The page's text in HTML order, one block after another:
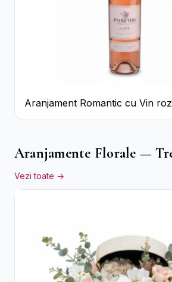
Aranjament Romantic cu Vin
Flori pastel
Aranjamente Florale —
Vezi toate →